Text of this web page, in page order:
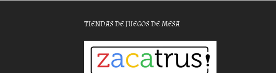
TIENDAS DE JUEGOS DE MESA